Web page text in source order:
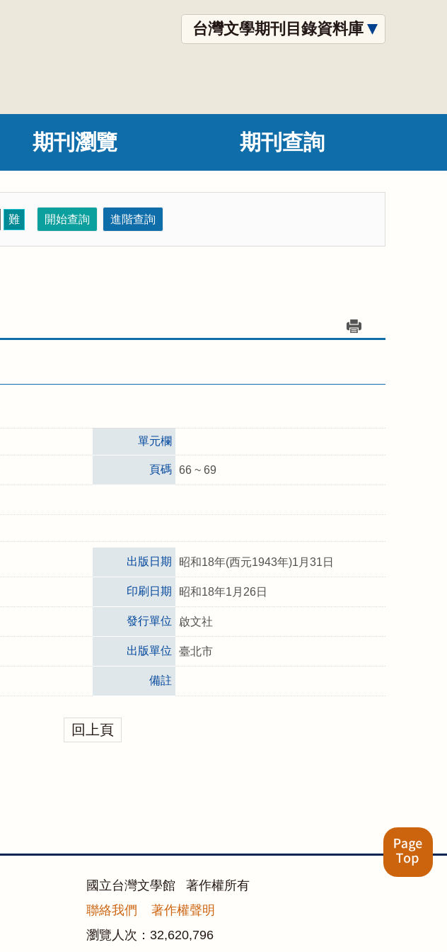
台灣文學期刊目錄資料庫
期刊瀏覽 期刊查詢
難 開始查詢 進階查詢
單元欄
頁碼 66 ~ 69
出版日期 昭和18年(西元1943年)1月31日
印刷日期 昭和18年1月26日
發行單位 啟文社
出版單位 臺北市
備註
回上頁
國立台灣文學館 著作權所有
聯絡我們
著作權聲明
瀏覽人次： 32,620,796